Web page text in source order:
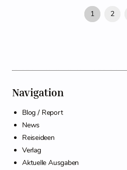
1 2
Navigation
Blog / Report
News
Reiseideen
Verlag
Aktuelle Ausgaben